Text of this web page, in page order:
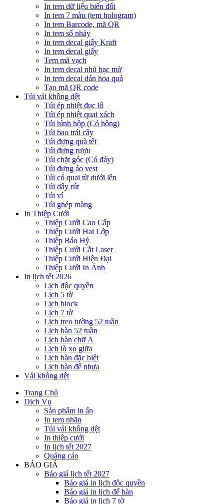
In tem dữ liệu biến đổi
In tem 7 màu (tem hologram)
In tem Barcode, mã QR
In tem số nhảy
In tem decal giấy Kraft
In tem decal giấy
Tem mã vạch
In tem decal nhũ bạc mờ
In tem decal dán hoa quả
Tạo mã QR code
Túi vải không dệt
Túi ép nhiệt đục lỗ
Túi ép nhiệt quai xách
Túi hình hộp (Có hông)
Túi bao trái cây
Túi đựng quà tết
Túi đựng rượu
Túi chặt góc (Có đáy)
Túi đựng áo vest
Túi có quai từ dưới lên
Túi dây rút
Túi ví
Túi ghép màng
In Thiệp Cưới
Thiệp Cưới Cao Cấp
Thiệp Cưới Hai Lớp
Thiệp Báo Hỷ
Thiệp Cưới Cắt Laser
Thiếp Cưới Hiện Đại
Thiệp Cưới In Ảnh
In lịch tết 2026
Lịch độc quyền
Lịch 5 tờ
Lịch block
Lịch 7 tờ
Lịch treo tường 52 tuần
Lịch bàn 52 tuần
Lịch bàn chữ A
Lịch lò xo giữa
Lịch bàn đặc biệt
Lịch bàn đế nhựa
Vải không dệt
Trang Chủ
Dịch Vụ
Sản phẩm in ấn
In tem nhãn
Túi vải không dệt
In thiệp cưới
In lịch tết 2027
Quảng cáo
BÁO GIÁ
Báo giá lịch tết 2027
Báo giá in lịch độc quyền
Báo giá in lịch để bàn
Báo giá in lịch 7 tờ